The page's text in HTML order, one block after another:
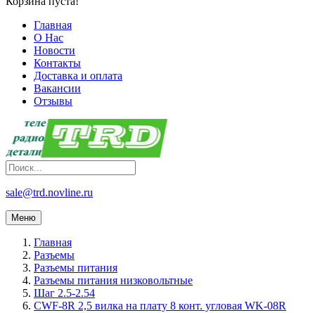
Главная
О Нас
Новости
Контакты
Доставка и оплата
Вакансии
Отзывы
sale@trd.novline.ru
Меню
Главная
Разъемы
Разъемы питания
Разъемы питания низковольтные
Шаг 2.5-2.54
CWF-8R 2,5 вилка на плату 8 конт. угловая WK-08R